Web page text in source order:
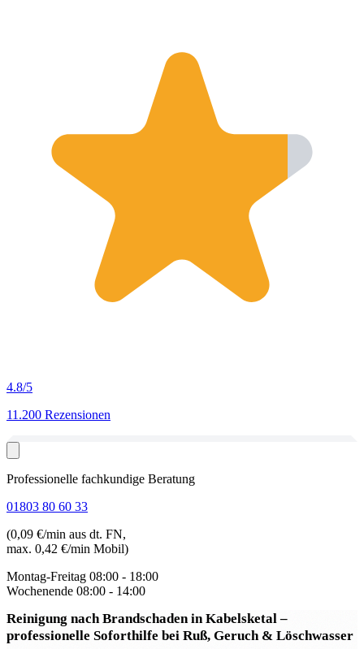
4.8/5
11.200 Rezensionen
Professionelle fachkundige Beratung
01803 80 60 33
(0,09 €/min aus dt. FN,
max. 0,42 €/min Mobil)
Montag-Freitag 08:00 - 18:00
Wochenende 08:00 - 14:00
Reinigung nach Brandschaden in Kabelsketal–
professionelle Soforthilfe bei Ruß, Geruch & Löschwasser